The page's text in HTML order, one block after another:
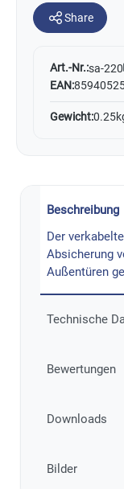
Share
Art.-Nr.:sa-220
EAN:
Gewicht:
Beschreibung
Der
Absicherung
Außentüren
Technische
Bewertungen
Downloads
Bilder